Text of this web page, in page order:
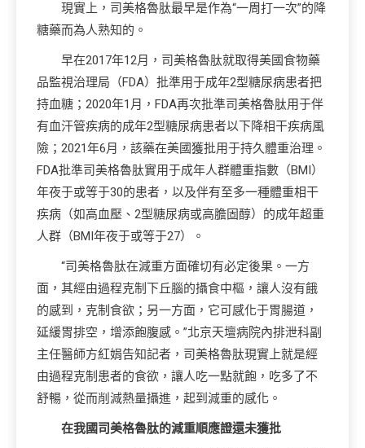
現實上，司美格魯肽最早是作為“一周打一次”的降
糖藥而為人熟知的。
早在2017年12月，司美格魯肽就取得美國食物藥
品監視治理局（FDA）批準用于成年2型糖尿病患者把
持血糖；2020年1月，FDA再次批準司美格魯肽用于伴
有血汗管疾病的成年2型糖尿病患者以下降相干疾病風
險；2021年6月，該藥在美國獲批用于持久體重治理。
FDA批準司美格魯肽實用于成年人群體重指數（BMI）
年夜于或等于30的患者，以及伴有至多一種體重相干
疾病（如高血壓、2型糖尿病或高膽固醇）的成年超重
人群（BMI年夜于或等于27）。
“司美格魯肽在減重方面確切有必定後果。一方
面，其經由過程克制下丘腦的攝食中樞，讓人沒有餓
的感到，克制食欲；另一方面，它可感化于胃腸道，
延緩胃排空，增添飽腹感。”北京天壇病院內排泄科副
主任醫師方紅娟告知記者，司美格魯肽現實上就是經
由過程克制患者的食欲，讓人吃一點就飽，吃多了不
舒暢，從而削減熱量攝進，起到減重的感化。
在我國司美格魯肽的減重順應證還未獲批